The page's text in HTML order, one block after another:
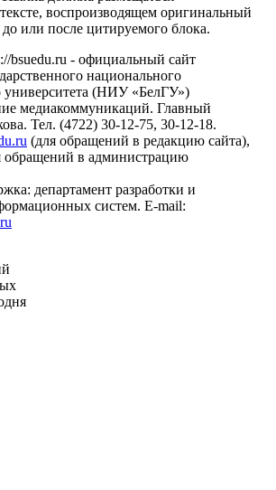
воспроизводящем оригинальный
или после цитируемого блока.
bsuedu.ru - официальный сайт
национального
университета (НИУ «БелГУ»)
медиакоммуникаций. Главный
Тел. (4722) 30-12-75, 30-12-18.
(для обращений в редакцию сайта),
обращений в администрацию
департамент разработки и
систем. E-mail: